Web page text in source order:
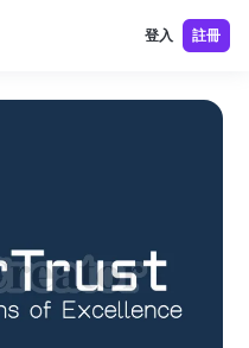
登入 註冊